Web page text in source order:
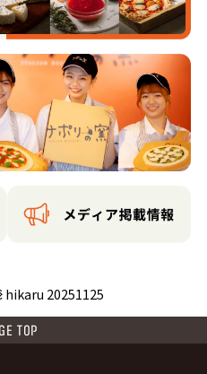
hikaru 20251125
TOP